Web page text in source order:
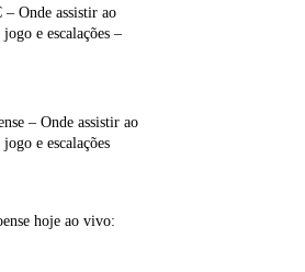
Onde assistir ao
e escalações –
– Onde assistir ao
e escalações
hoje ao vivo: